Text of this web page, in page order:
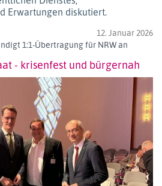
Erwartungen diskutiert.
12. Januar 2026
1:1-Übertragung für NRW an
- krisenfest und bürgernah